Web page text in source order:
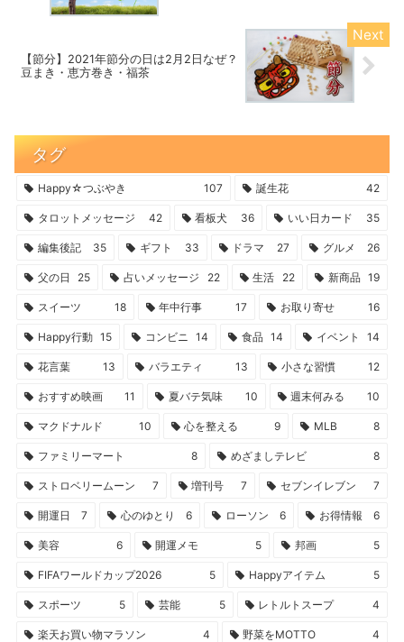
【節分】2021年節分の日は2月2日なぜ？
豆まき・恵方巻き・福茶
タグ
Happy☆つぶやき 107 誕生花 42
タロットメッセージ 42 看板犬 36 いい日カード 35
編集後記 35 ギフト 33 ドラマ 27 グルメ 26
父の日 25 占いメッセージ 22 生活 22 新商品 19
スイーツ 18 年中行事 17 お取り寄せ 16
Happy行動 15 コンビニ 14 食品 14 イベント 14
花言葉 13 バラエティ 13 小さな習慣 12
おすすめ映画 11 夏バテ気味 10 週末何みる 10
マクドナルド 10 心を整える 9 MLB 8
ファミリーマート 8 めざましテレビ 8
ストロベリームーン 7 増刊号 7 セブンイレブン 7
開運日 7 心のゆとり 6 ローソン 6 お得情報 6
美容 6 開運メモ 5 邦画 5
FIFAワールドカップ2026 5 Happyアイテム 5
スポーツ 5 芸能 5 レトルトスープ 4
楽天お買い物マラソン 4 野菜をMOTTO 4